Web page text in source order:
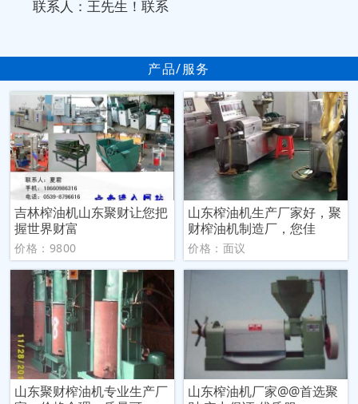
联系人：王先生！联系
产品/服务
吉林榨油机山东聚财让您把
握世界财富
价格：9800
山东榨油机生产厂家好，聚
财榨油机制造厂，您佳
价格：面议
山东聚财榨油机专业生产厂
山东榨油机厂家@@首选聚